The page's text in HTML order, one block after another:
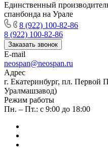
Единственный
спанбонда на Урале
8 (922) 100-82-86
8 (922) 100-82-86
Заказать звонок
E-mail
neospan@neospan.ru
Адрес
г. Екатеринбург, пл. Первой
Уралмашзавод)
Режим работы
Пн. – Пт.: с 9:00 до 18:00